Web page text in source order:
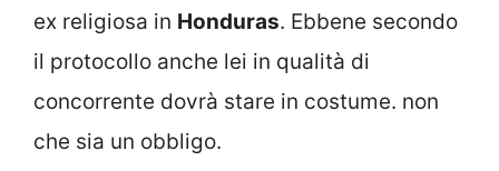
ex religiosa in Honduras. Ebbene secondo
il protocollo anche lei in qualità di
concorrente dovrà stare in costume. non
che sia un obbligo.